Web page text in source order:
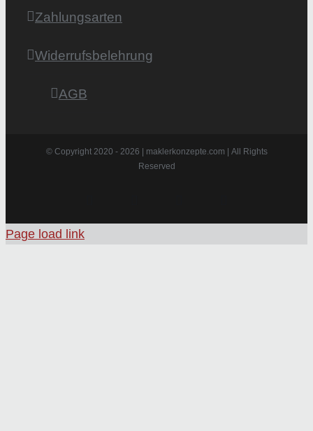
Zahlungsarten
Widerrufsbelehrung
AGB
© Copyright 2020 - 2026 | maklerkonzepte.com | All Rights
Reserved
Page load link